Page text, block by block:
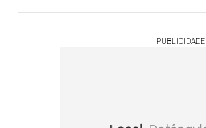
PUBLICIDADE